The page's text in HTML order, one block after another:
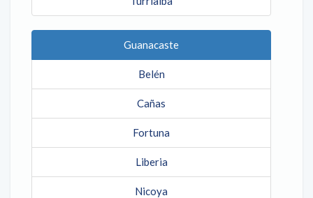
Guanacaste
Belén
Cañas
Fortuna
Liberia
Nicoya